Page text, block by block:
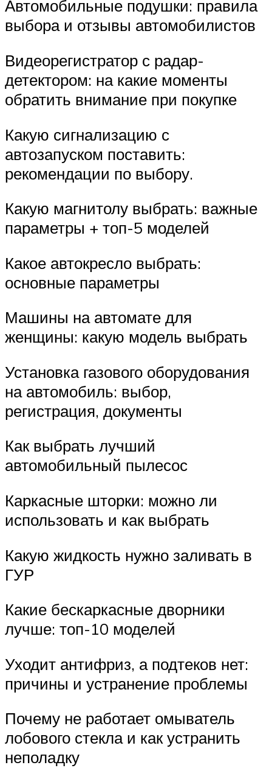
Автомобильные подушки: правила
выбора и отзывы автомобилистов
Видеорегистратор с радар-
детектором: на какие моменты
обратить внимание при покупке
Какую сигнализацию с
автозапуском поставить:
рекомендации по выбору.
Какую магнитолу выбрать: важные
параметры + топ-5 моделей
Какое автокресло выбрать:
основные параметры
Машины на автомате для
женщины: какую модель выбрать
Установка газового оборудования
на автомобиль: выбор,
регистрация, документы
Как выбрать лучший
автомобильный пылесос
Каркасные шторки: можно ли
использовать и как выбрать
Какую жидкость нужно заливать в
ГУР
Какие бескаркасные дворники
лучше: топ-10 моделей
Уходит антифриз, а подтеков нет:
причины и устранение проблемы
Почему не работает омыватель
лобового стекла и как устранить
неполадку